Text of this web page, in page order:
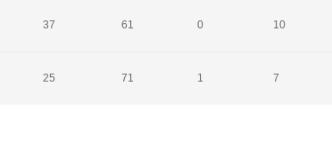
37 61 0 10
25 71 1 7